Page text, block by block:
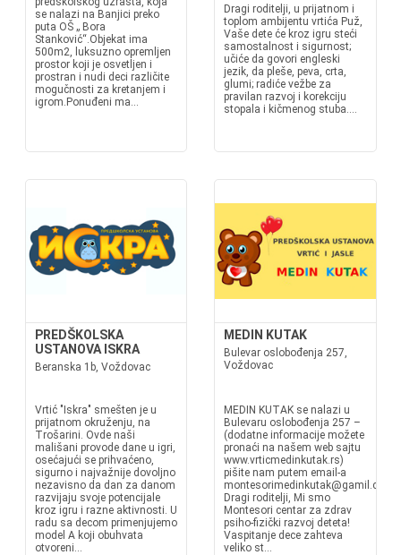
se nalazi na Banjici preko
puta OŠ „ Bora
Stanković“.Objekat ima
500m2, luksuzno opremljen
prostor koji je osvetljen i
prostran i nudi deci različite
mogučnosti za kretanjem i
igrom.Ponuđeni ma...
Dragi roditelji, u prijatnom i
toplom ambijentu vrtića Puž,
Vaše dete će kroz igru steći
samostalnost i sigurnost;
učiće da govori engleski
jezik, da pleše, peva, crta,
glumi; radiće vežbe za
pravilan razvoj i korekciju
stopala i kičmenog stuba....
PREDŠKOLSKA
USTANOVA ISKRA
Beranska 1b, Voždovac
Vrtić "Iskra" smešten je u
prijatnom okruženju, na
Trošarini. Ovde naši
mališani provode dane u igri,
osećajući se prihvaćeno,
sigurno i najvažnije dovoljno
nezavisno da dan za danom
razvijaju svoje potencijale
kroz igru i razne aktivnosti. U
radu sa decom primenjujemo
model A koji obuhvata
otvoreni...
MEDIN KUTAK
Bulevar oslobođenja 257,
Voždovac
MEDIN KUTAK se nalazi u
Bulevaru oslobođenja 257 –
(dodatne informacije možete
pronaći na našem web sajtu
www.vrticmedinkutak.rs)
pišite nam putem email-a
montesorimedinkutak@gamil.com
Dragi roditelji, Mi smo
Montesori centar za zdrav
psiho-fizički razvoj deteta!
Vaspitanje dece zahteva
veliko st...